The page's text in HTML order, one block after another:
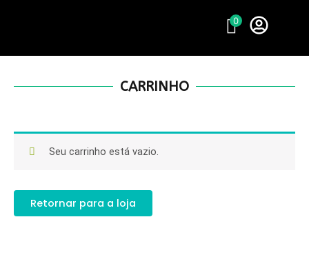
conteúdo
0
CARRINHO
Seu carrinho está vazio.
Retornar para a loja